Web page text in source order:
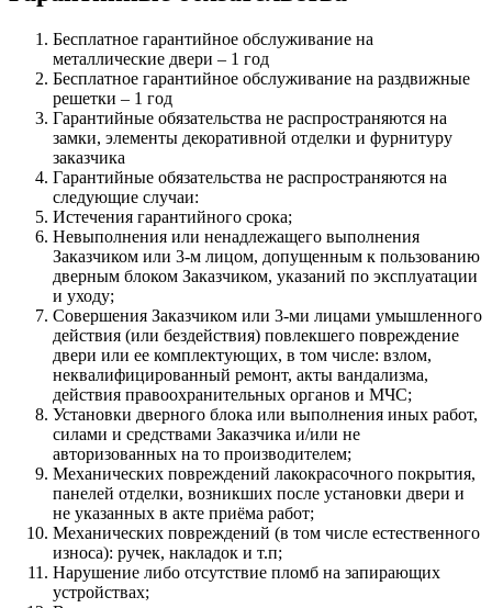
Бесплатное гарантийное обслуживание на
металлические двери – 1 год
Бесплатное гарантийное обслуживание на раздвижные
решетки – 1 год
Гарантийные обязательства не распространяются на
замки, элементы декоративной отделки и фурнитуру
заказчика
Гарантийные обязательства не распространяются на
следующие случаи:
Истечения гарантийного срока;
Невыполнения или ненадлежащего выполнения
Заказчиком или 3-м лицом, допущенным к пользованию
дверным блоком Заказчиком, указаний по эксплуатации
и уходу;
Совершения Заказчиком или 3-ми лицами умышленного
действия (или бездействия) повлекшего повреждение
двери или ее комплектующих, в том числе: взлом,
неквалифицированный ремонт, акты вандализма,
действия правоохранительных органов и МЧС;
Установки дверного блока или выполнения иных работ,
силами и средствами Заказчика и/или не
авторизованных на то производителем;
Механических повреждений лакокрасочного покрытия,
панелей отделки, возникших после установки двери и
не указанных в акте приёма работ;
Механических повреждений (в том числе естественного
износа): ручек, накладок и т.п;
Нарушение либо отсутствие пломб на запирающих
устройствах;